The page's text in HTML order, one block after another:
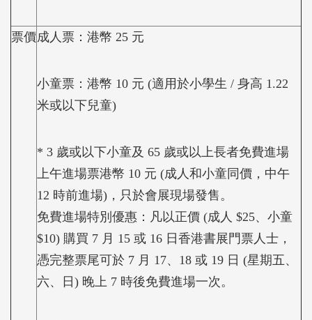
票價 成人票：港幣 25 元
小童票：港幣 10 元 (適用於小學生 / 身高 1.22
米或以下兒童)
* 3 歲或以下小童及 65 歲或以上長者免費進場
上午進場票港幣 10 元 (成人和小童同價，中午
12 時前進場)，只於會展現場發售。
免費進場特別優惠：凡以正價 (成人 $25、小童
$10) 購買 7 月 15 或 16 日香港書展門票人士，
憑完整票尾可於 7 月 17、18 或 19 日 (星期五、
六、日) 晚上 7 時後免費進場一次。